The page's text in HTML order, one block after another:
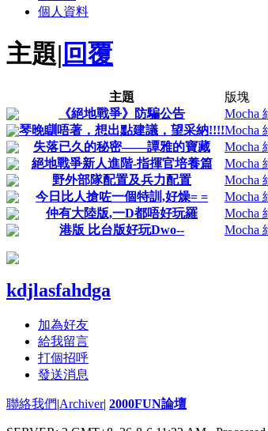
個人資料
主題| 回覆
主題 版塊
《絕地戰爭》防騙公告
Mocha
琴晚瞓唔著，想出點建議，望采納!!!!Mocha
失落已久的秘密——譚雅的寶藏
Mocha
絕地戰爭新人進階-指揮官培養篇
Mocha
野外部隊配置及兵力配置
Mocha
今日比人搶咗一個特訓,好燥= =
Mocha
仲有大陸版,一D都唔好玩羅
Mocha
港版 比台版好玩Dwo--
Mocha
kdjlasfahdga
加為好友
給我留言
打個招呼
發送消息
聯絡我們|Archiver| 2000FUN論壇